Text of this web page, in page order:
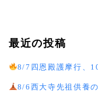
最近の投稿
8/7四恩殿護摩行、
8/6西大寺先祖供養